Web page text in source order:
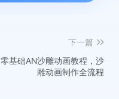
下一篇
零基础AN沙雕动画教程，沙
雕动画制作全流程